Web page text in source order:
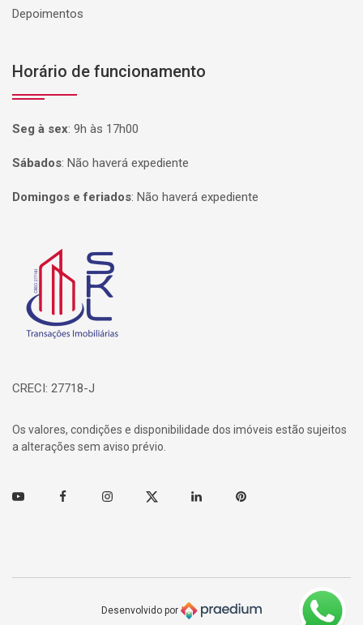
Depoimentos
Horário de funcionamento
Seg à sex: 9h às 17h00
Sábados: Não haverá expediente
Domingos e feriados: Não haverá expediente
Página inicial
CRECI: 27718-J
Os valores, condições e disponibilidade dos imóveis estão sujeitos
a alterações sem aviso prévio.
Youtube FacebookInstagramTwitter Linkedin Pinterest
Desenvolvido por